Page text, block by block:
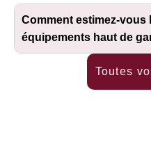
Comment estimez-vous
équipements haut de
Toutes